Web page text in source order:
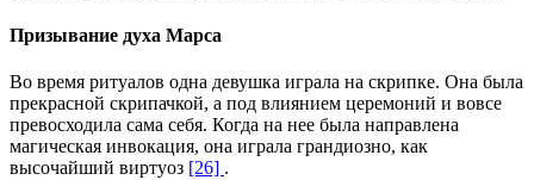
Призывание духа Марса
Во время ритуалов одна девушка играла на скрипке. Она была
прекрасной скрипачкой, а под влиянием церемоний и вовсе
превосходила сама себя. Когда на нее была направлена
магическая инвокация, она играла грандиозно, как
высочайший виртуоз [26] .